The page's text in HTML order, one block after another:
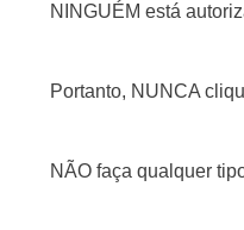
NINGUÉM está
Portanto, NUNCA
NÃO faça qualquer